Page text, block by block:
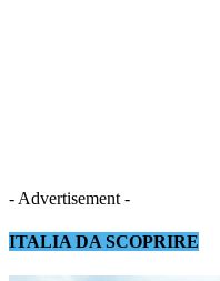
- Advertisement -
ITALIA DA SCOPRIRE